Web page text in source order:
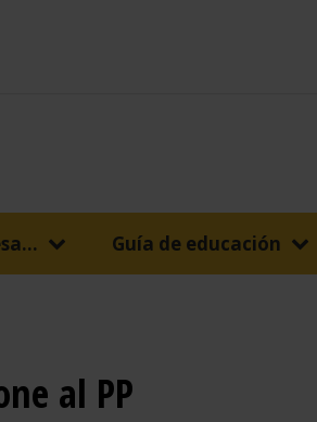
Guía de educación
al PP